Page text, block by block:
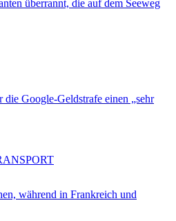
überrannt, die auf dem Seeweg
Google-Geldstrafe einen „sehr
während in Frankreich und